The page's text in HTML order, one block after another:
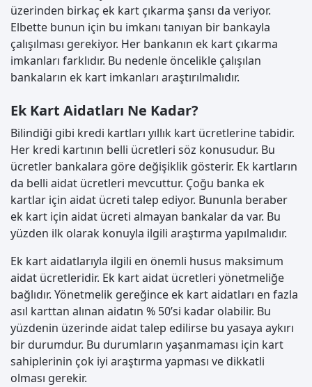
üzerinden birkaç ek kart çıkarma şansı da veriyor.
Elbette bunun için bu imkanı tanıyan bir bankayla
çalışılması gerekiyor. Her bankanın ek kart çıkarma
imkanları farklıdır. Bu nedenle öncelikle çalışılan
bankaların ek kart imkanları araştırılmalıdır.
Ek Kart Aidatları Ne Kadar?
Bilindiği gibi kredi kartları yıllık kart ücretlerine tabidir.
Her kredi kartının belli ücretleri söz konusudur. Bu
ücretler bankalara göre değişiklik gösterir. Ek kartların
da belli aidat ücretleri mevcuttur. Çoğu banka ek
kartlar için aidat ücreti talep ediyor. Bununla beraber
ek kart için aidat ücreti almayan bankalar da var. Bu
yüzden ilk olarak konuyla ilgili araştırma yapılmalıdır.
Ek kart aidatlarıyla ilgili en önemli husus maksimum
aidat ücretleridir. Ek kart aidat ücretleri yönetmeliğe
bağlıdır. Yönetmelik gereğince ek kart aidatları en fazla
asıl karttan alınan aidatın % 50’si kadar olabilir. Bu
yüzdenin üzerinde aidat talep edilirse bu yasaya aykırı
bir durumdur. Bu durumların yaşanmaması için kart
sahiplerinin çok iyi araştırma yapması ve dikkatli
olması gerekir.